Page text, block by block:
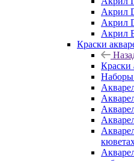
Акрил
Акрил
Акрил
Краски
Краски
Наборы